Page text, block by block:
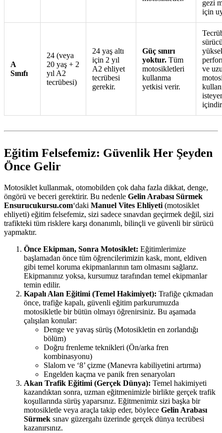
gezi
için
A
Sınıfı
24 (veya
20 yaş + 2
yıl A2
tecrübesi)
24 yaş altı
için 2 yıl
A2 ehliyet
tecrübesi
gerekir.
Güç sınırı
yoktur. Tüm
motosikletleri
kullanma
yetkisi verir.
ve
Eğitim Felsefemiz: Güvenlik Her Şeyden
Önce Gelir
Motosiklet kullanmak, otomobilden çok daha fazla dikkat, denge,
öngörü ve beceri gerektirir. Bu nedenle Gelin Arabası Sürmek
Ensurucukursu.com‘daki Manuel Vites Ehliyeti (motosiklet
ehliyeti) eğitim felsefemiz, sizi sadece sınavdan geçirmek değil, sizi
trafikteki tüm risklere karşı donanımlı, bilinçli ve güvenli bir sürücü
yapmaktır.
Önce Ekipman, Sonra Motosiklet: Eğitimlerimize
başlamadan önce tüm öğrencilerimizin kask, mont, eldiven
gibi temel koruma ekipmanlarının tam olmasını sağlarız.
Ekipmanınız yoksa, kursumuz tarafından temel ekipmanlar
temin edilir.
Kapalı Alan Eğitimi (Temel Hakimiyet): Trafiğe çıkmadan
önce, trafiğe kapalı, güvenli eğitim parkurumuzda
motosikletle bir bütün olmayı öğrenirsiniz. Bu aşamada
çalışılan konular:
Denge ve yavaş sürüş (Motosikletin en zorlandığı
bölüm)
Doğru frenleme teknikleri (Ön/arka fren
kombinasyonu)
Slalom ve ‘8’ çizme (Manevra kabiliyetini artırma)
Engelden kaçma ve panik fren senaryoları
Akan Trafik Eğitimi (Gerçek Dünya): Temel hakimiyeti
kazandıktan sonra, uzman eğitmenimizle birlikte gerçek trafik
koşullarında sürüş yaparsınız. Eğitmenimiz sizi başka bir
motosikletle veya araçla takip eder, böylece Gelin Arabası
Sürmek sınav güzergahı üzerinde gerçek dünya tecrübesi
kazanırsınız.